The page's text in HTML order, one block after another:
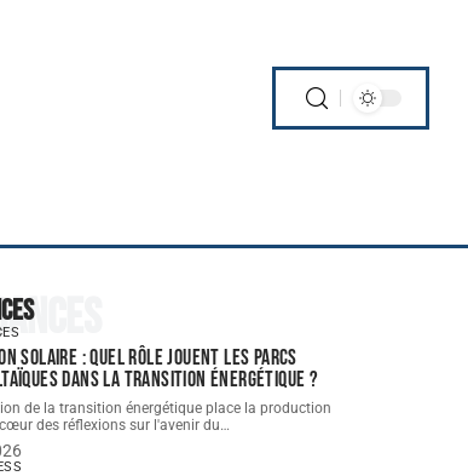
solaire : quel rôle jouent les parcs
dans la transition énergétique ?
de la transition énergétique place la production
des réflexions sur l'avenir du…